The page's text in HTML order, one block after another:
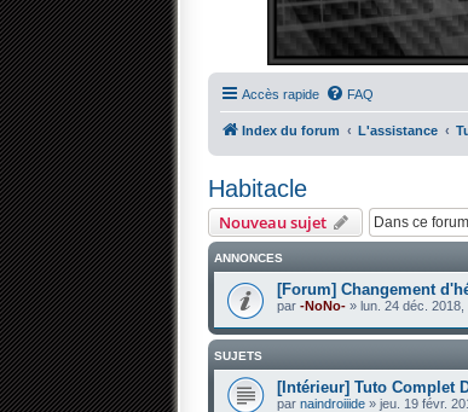
Accès rapide FAQ
Index du forum L'assistance
Habitacle
Nouveau sujet
ANNONCES
[Forum] Changement
par -NoNo- » lun. 24 déc. 2018,
SUJETS
[Intérieur] Tuto Complet
par naindroiiide » jeu. 19 févr.